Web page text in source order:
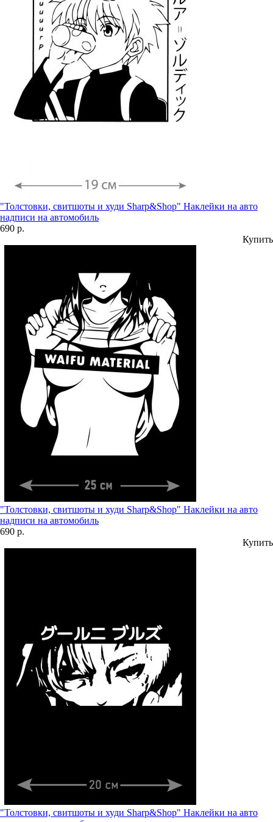
"Толстовки, свитшоты и худи Sharp&Shop" Наклейки на авто
надписи на автомобиль
690 р.
Купить
"Толстовки, свитшоты и худи Sharp&Shop" Наклейки на авто
надписи на автомобиль
690 р.
Купить
"Толстовки, свитшоты и худи Sharp&Shop" Наклейки на авто